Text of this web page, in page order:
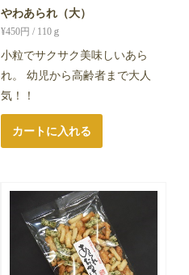
やわあられ（大）
¥450円 / 110ｇ
小粒でサクサク美味しいあら
れ。 幼児から高齢者まで大人
気！！
カートに入れる